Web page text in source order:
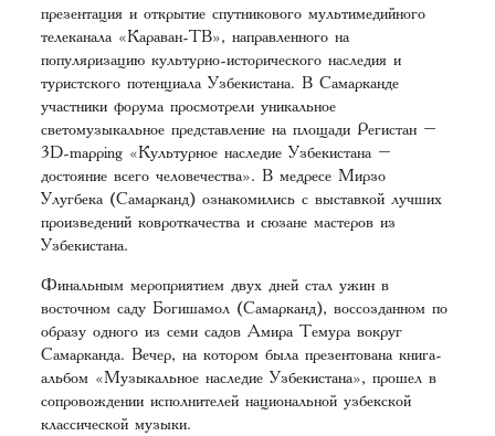
презентация и открытие спутникового мультимедийного
телеканала «Караван-ТВ», направленного на
популяризацию культурно-исторического наследия и
туристского потенциала Узбекистана. В Самарканде
участники форума просмотрели уникальное
светомузыкальное представление на площади Регистан –
3D-mapping «Культурное наследие Узбекистана –
достояние всего человечества». В медресе Мирзо
Улугбека (Самарканд) ознакомились с выставкой лучших
произведений ковроткачества и сюзане мастеров из
Узбекистана.
Финальным мероприятием двух дней стал ужин в
восточном саду Богишамол (Самарканд), воссозданном по
образу одного из семи садов Амира Темура вокруг
Самарканда. Вечер, на котором была презентована книга-
альбом «Музыкальное наследие Узбекистана», прошел в
сопровождении исполнителей национальной узбекской
классической музыки.